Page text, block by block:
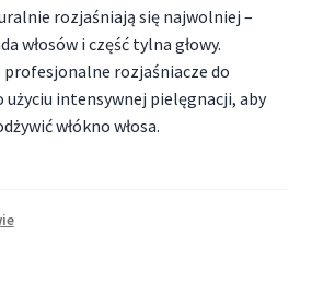
rozjaśniają się najwolniej –
włosów i część tylna głowy.
rozjaśniacze do
użyciu intensywnej pielęgnacji, aby
włókno włosa.